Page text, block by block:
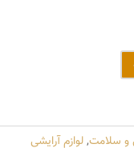
و سلامت,لوازم آرایشی